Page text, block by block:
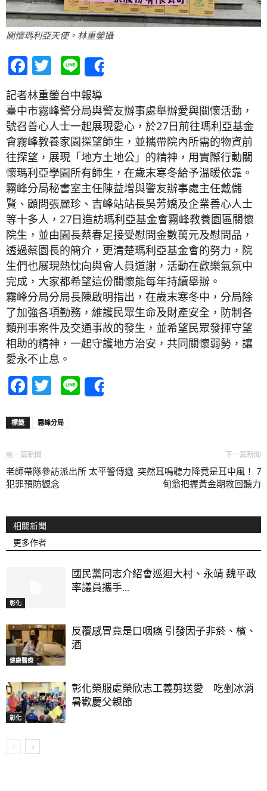
關懷瑪利亞天使。林重鎣攝
Facebook
Twitter
Line
記者林重鎣台中報導
臺中市霧峰警分局與警友辦事處舉辦愛與關懷活動，
號召善心人士一起展現愛心，於27日前往瑪利亞基金
會霧峰教養家園探望師生，並攜帶院內所需的物資前
往探望，展現「地方土地公」的精神，用實際行動關
懷瑪利亞學園所有師生，在歲末寒冬給予溫暖依靠。
霧峰分局秘書室主任陳益增與警友辦事處主任戴儲
賢、顧問張麗珍、吉峰站站長吳芳嬌及企業善心人士
等十多人，27日造訪瑪利亞基金會霧峰教養園區關懷
院生，並由園長蔡春足接受慰問金數萬元及慰問品，
透過蔡園長的簡介，更清楚瑪利亞基金會的努力，院
生們也展現熱忱向與會人員道謝，活動在歡樂氣氛中
完成，大家都希望這份關懷能每年持續舉辦。
霧峰分局分局長陳啟明指出，在歲末寒冬中，分局除
了加強各項勤務，維護民眾生命及財產安全，防制各
類刑事案件及交通事故的發生，並希望民眾發揮守望
相助的精神，一起守護地方治安，共同關懷弱勢，讓
愛永不止息。
Facebook
Twitter
Line
標籤 霧峰分局
前一篇新聞
老師帶隊參訪派出所 太平警傳遞
犯罪預防觀念
下一篇新聞
突然耳鳴聽力降竟是耳中風！ 7
旬翁把握黃金期救回聽力
相關新聞
更多作者
彰化
國民黨同志介紹會巡迴大村、永靖 魏平政
率議員攜手...
健康醫療
反覆感冒竟是口咽癌 引發因子非菸、檳、
酒
彰化
彰化榮服處榮欣志工義剪送愛 吃剉冰消
暑歡慶父親節